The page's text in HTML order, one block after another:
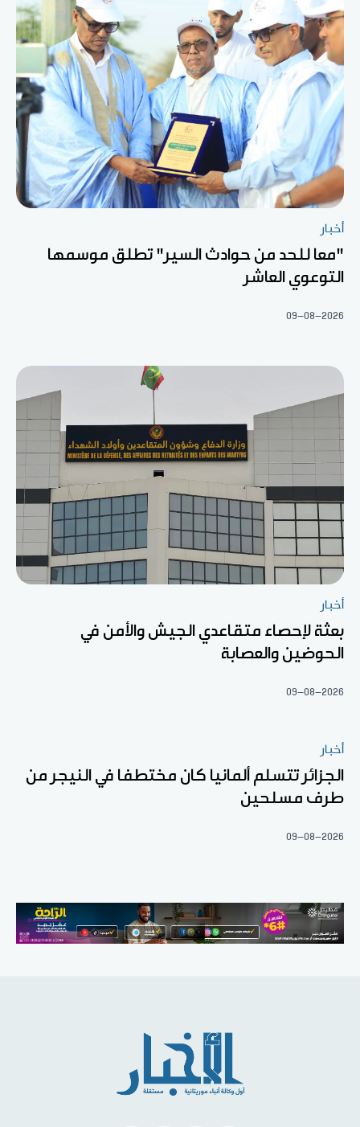
أخبار
"معا للحد من حوادث السير" تطلق موسمها
التوعوي العاشر
09-08-2026
أخبار
بعثة لإحصاء متقاعدي الجيش والأمن في
الحوضين والعصابة
09-08-2026
أخبار
الجزائر تتسلم ألمانيا كان مختطفا في النيجر من
طرف مسلحين
09-08-2026